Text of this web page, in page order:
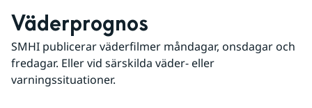
Väderprognos
SMHI publicerar väderfilmer måndagar, onsdagar och
fredagar. Eller vid särskilda väder- eller
varningssituationer.